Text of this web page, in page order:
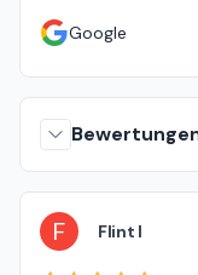
Google
F Flint I